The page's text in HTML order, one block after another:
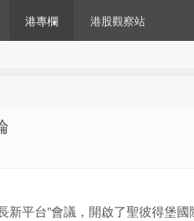
港專欄 港股觀察站
平台”會議，開啟了聖彼得堡國